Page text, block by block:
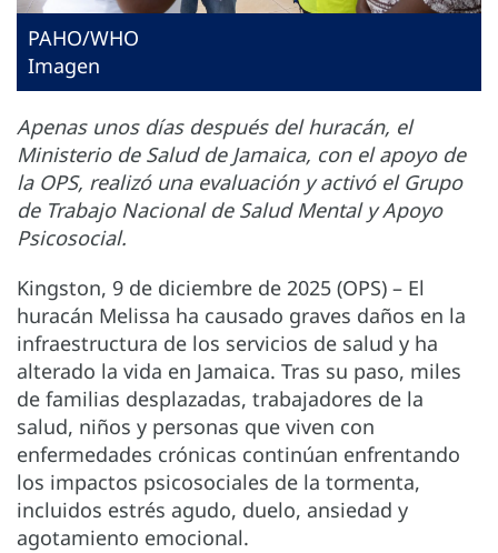
PAHO/WHO
Imagen
Apenas unos días después del huracán, el
Ministerio de Salud de Jamaica, con el apoyo de
la OPS, realizó una evaluación y activó el Grupo
de Trabajo Nacional de Salud Mental y Apoyo
Psicosocial.
Kingston, 9 de diciembre de 2025 (OPS) – El
huracán Melissa ha causado graves daños en la
infraestructura de los servicios de salud y ha
alterado la vida en Jamaica. Tras su paso, miles
de familias desplazadas, trabajadores de la
salud, niños y personas que viven con
enfermedades crónicas continúan enfrentando
los impactos psicosociales de la tormenta,
incluidos estrés agudo, duelo, ansiedad y
agotamiento emocional.